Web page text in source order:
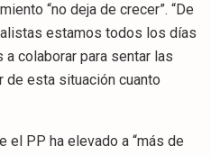
“no deja de crecer”. “De
estamos todos los días
colaborar para sentar las
de esta situación cuanto
el PP ha elevado a “más de